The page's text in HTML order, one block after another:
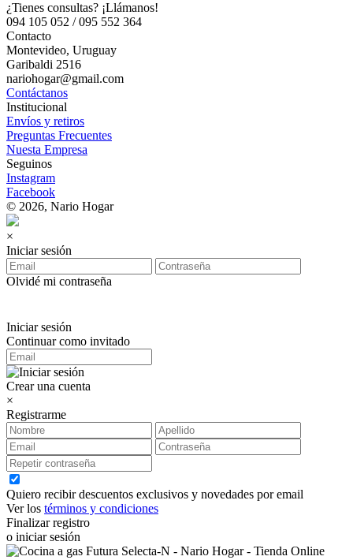
¿Tienes consultas? ¡Llámanos!
094 105 052 / 095 552 364
Contacto
Montevideo, Uruguay
Garibaldi 2516
nariohogar@gmail.com
Contáctanos
Institucional
Envíos y retiros
Preguntas Frecuentes
Nuesta Empresa
Seguinos
Instagram
Facebook
© 2026, Nario Hogar
×
Iniciar sesión
Olvidé mi contraseña
Iniciar sesión
Continuar como invitado
Crear una cuenta
×
Registrarme
Quiero recibir descuentos exclusivos y novedades por email
Ver los términos y condiciones
Finalizar registro
o iniciar sesión